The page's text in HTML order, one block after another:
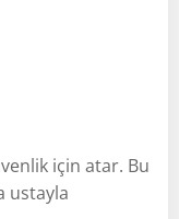
için atar. Bu
ustayla